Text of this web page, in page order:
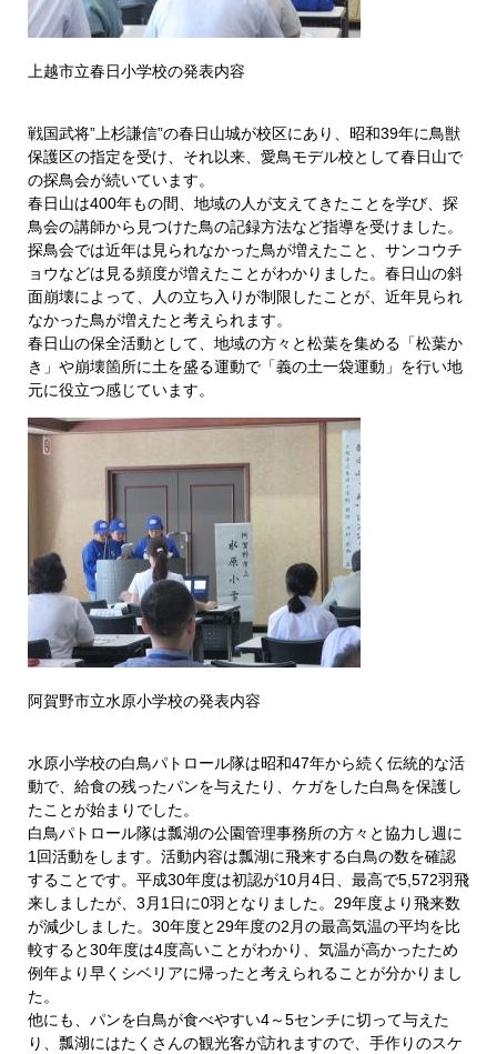
上越市立春日小学校の発表内容
戦国武将”上杉謙信”の春日山城が校区にあり、昭和39年に鳥獣
保護区の指定を受け、それ以来、愛鳥モデル校として春日山で
の探鳥会が続いています。
春日山は400年もの間、地域の人が支えてきたことを学び、探
鳥会の講師から見つけた鳥の記録方法など指導を受けました。
探鳥会では近年は見られなかった鳥が増えたこと、サンコウチ
ョウなどは見る頻度が増えたことがわかりました。春日山の斜
面崩壊によって、人の立ち入りが制限したことが、近年見られ
なかった鳥が増えたと考えられます。
春日山の保全活動として、地域の方々と松葉を集める「松葉か
き」や崩壊箇所に土を盛る運動で「義の土一袋運動」を行い地
元に役立つ感じています。
阿賀野市立水原小学校の発表内容
水原小学校の白鳥パトロール隊は昭和47年から続く伝統的な活
動で、給食の残ったパンを与えたり、ケガをした白鳥を保護し
たことが始まりでした。
白鳥パトロール隊は瓢湖の公園管理事務所の方々と協力し週に
1回活動をします。活動内容は瓢湖に飛来する白鳥の数を確認
することです。平成30年度は初認が10月4日、最高で5,572羽飛
来しましたが、3月1日に0羽となりました。29年度より飛来数
が減少しました。30年度と29年度の2月の最高気温の平均を比
較すると30年度は4度高いことがわかり、気温が高かったため
例年より早くシベリアに帰ったと考えられることが分かりまし
た。
他にも、パンを白鳥が食べやすい4～5センチに切って与えた
り、瓢湖にはたくさんの観光客が訪れますので、手作りのスケ